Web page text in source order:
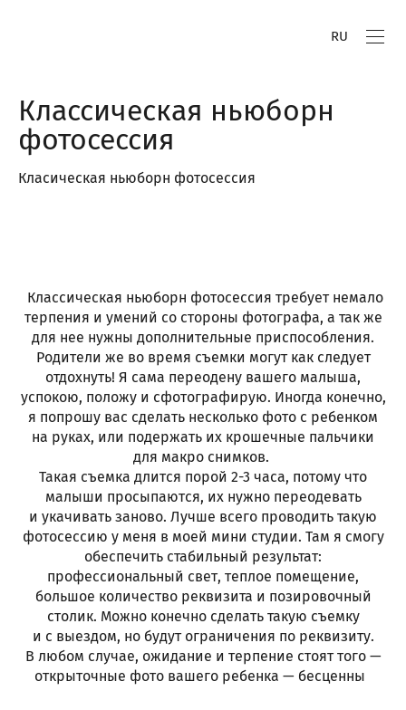
RU
Классическая ньюборн
фотосессия
Класическая ньюборн фотосессия
Классическая ньюборн фотосессия требует немало
терпения и умений со стороны фотографа, а так же
для нее нужны дополнительные приспособления.
Родители же во время съемки могут как следует
отдохнуть! Я сама переодену вашего малыша,
успокою, положу и сфотографирую. Иногда конечно,
я попрошу вас сделать несколько фото с ребенком
на руках, или подержать их крошечные пальчики
для макро снимков.
Такая съемка длится порой 2-3 часа, потому что
малыши просыпаются, их нужно переодевать
и укачивать заново. Лучше всего проводить такую
фотосессию у меня в моей мини студии. Там я смогу
обеспечить стабильный результат:
профессиональный свет, теплое помещение,
большое количество реквизита и позировочный
столик. Можно конечно сделать такую съемку
и с выездом, но будут ограничения по реквизиту.
В любом случае, ожидание и терпение стоят того —
открыточные фото вашего ребенка — бесценны